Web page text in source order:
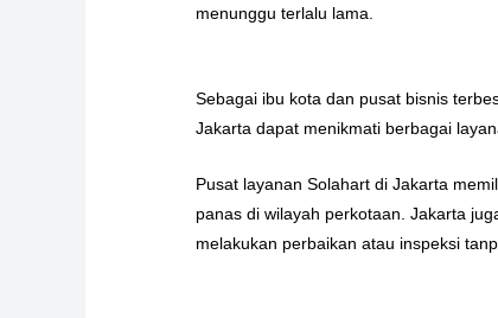
menunggu terlalu lama.
Sebagai ibu kota dan pusat bisnis
Jakarta dapat menikmati berbagai
Pusat layanan Solahart di Jakarta
panas di wilayah perkotaan. Jakarta
melakukan perbaikan atau inspeksi